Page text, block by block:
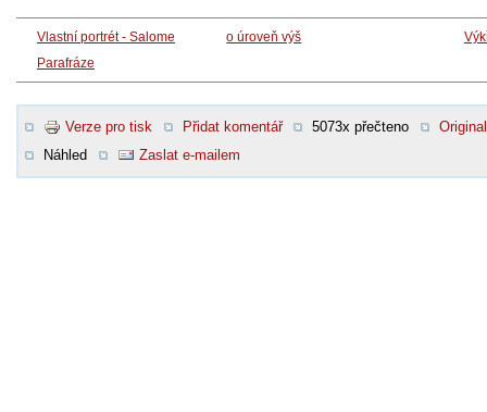
Vlastní portrét - Salome
Parafráze
o úroveň výš
Verze pro tisk Přidat komentář 5073x přečteno
Original
Náhled
Zaslat e-mailem